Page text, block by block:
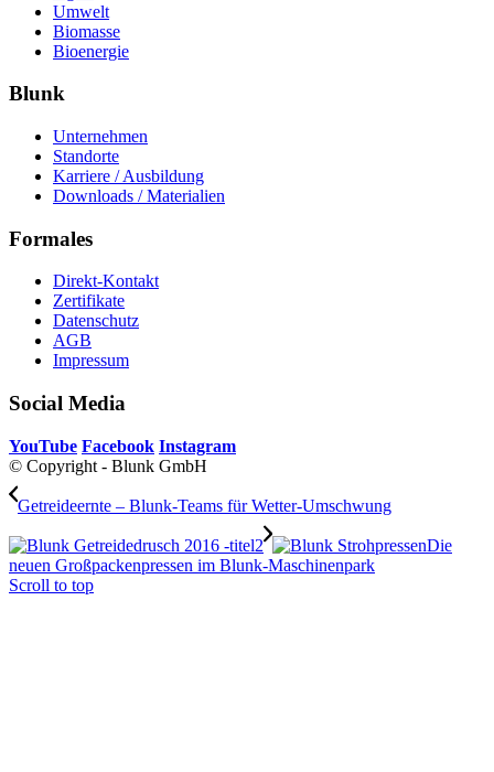
Umwelt
Biomasse
Bioenergie
Blunk
Unternehmen
Standorte
Karriere / Ausbildung
Downloads / Materialien
Formales
Direkt-Kontakt
Zertifikate
Datenschutz
AGB
Impressum
Social Media
YouTube Facebook Instagram
© Copyright - Blunk GmbH
Getreideernte – Blunk-Teams für Wetter-Umschwung
Die
neuen Großpackenpressen im Blunk-Maschinenpark
Scroll to top